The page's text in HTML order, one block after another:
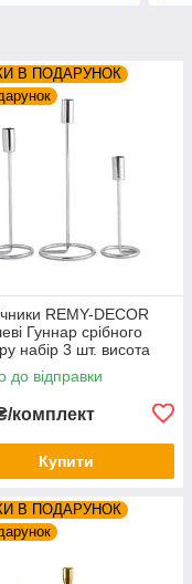
В ПОДАРУНОК
REMY-DECOR
Гуннар срібного
набір 3 шт. висота
28см
до відправки
комплект
Купити
В ПОДАРУНОК